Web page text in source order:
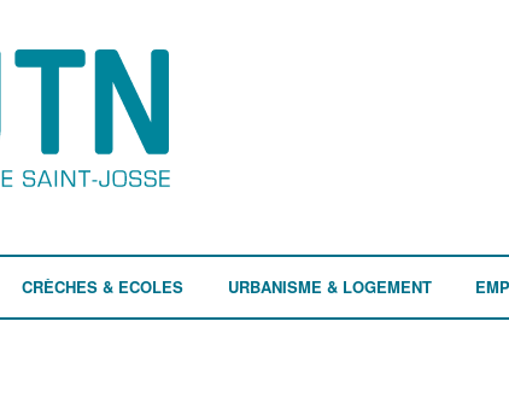
CRÈCHES & ECOLES URBANISME & LOGEMENT